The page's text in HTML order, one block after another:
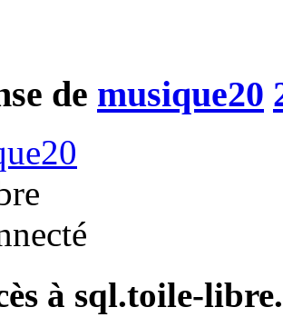
de musique20
à sql.toile-